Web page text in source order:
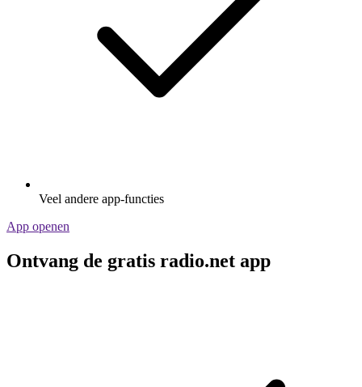
Veel andere app-functies
App openen
Ontvang de gratis radio.net app